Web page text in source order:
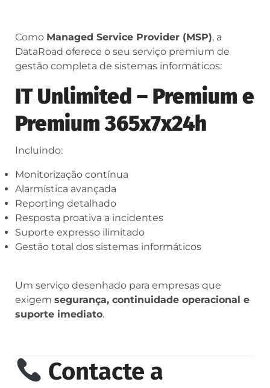
Como Managed Service Provider (MSP), a
DataRoad oferece o seu serviço premium de
gestão completa de sistemas informáticos:
IT Unlimited – Premium e
Premium 365x7x24h
Incluindo:
Monitorização contínua
Alarmística avançada
Reporting detalhado
Resposta proativa a incidentes
Suporte expresso ilimitado
Gestão total dos sistemas informáticos
Um serviço desenhado para empresas que
exigem segurança, continuidade operacional e
suporte imediato.
Contacte a